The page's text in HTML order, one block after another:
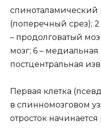
спиноталамический
(поперечный срез);
– продолговатый
мозг; 6 – медиальная
постцентральная
Первая клетка
в спинномозговом
отросток